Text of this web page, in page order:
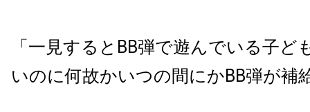
「一見するとBB弾で遊んでいる子ど
いのに何故かいつの間にかBB弾が補